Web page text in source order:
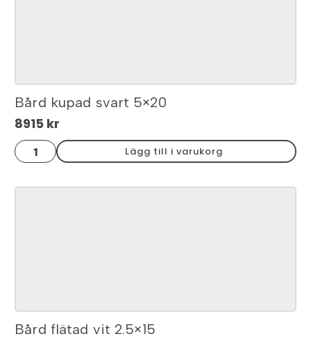
Bård kupad svart 5×20
8915 kr
Bård
kupad
svart
mängd
Lägg till i varukorg
Bård flätad vit 2.5×15